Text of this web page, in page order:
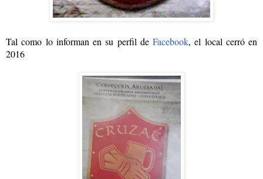
Tal como lo informan en su perfil de Facebook, el local cerró en
2016